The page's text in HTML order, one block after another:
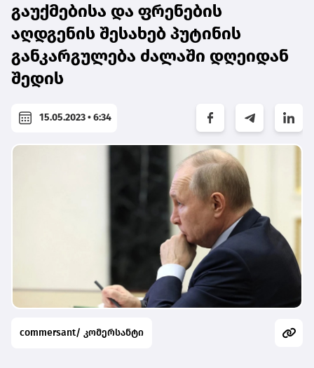
გაუქმებისა და ფრენების
აღდგენის შესახებ პუტინის
განკარგულება ძალაში დღეიდან
შედის
15.05.2023 • 6:34
commersant/ კომერსანტი